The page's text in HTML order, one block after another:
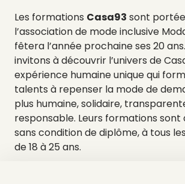
Les formations Casa93 sont
l’association de mode inclusive
fêtera l’année prochaine ses 20
invitons à découvrir l’univers de
expérience humaine unique qui
talents à repenser la mode de
plus humaine, solidaire,
responsable. Leurs formations sont
sans condition de diplôme, à tous
de 18 à 25 ans.